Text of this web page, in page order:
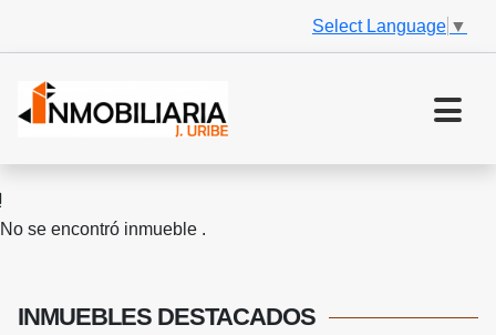
Select Language ▼
No se encontró inmueble .
INMUEBLES DESTACADOS